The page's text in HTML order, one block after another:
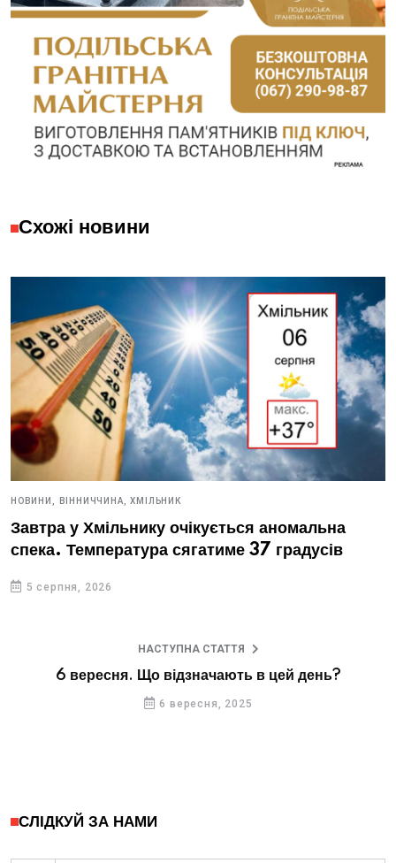
Схожі новини
НОВИНИ, ВІННИЧЧИНА, ХМІЛЬНИК
Завтра у Хмільнику очікується аномальна
спека. Температура сягатиме 37 градусів
5 серпня, 2026
НАСТУПНА СТАТТЯ
6 вересня. Що відзначають в цей день?
6 вересня, 2025
СЛІДКУЙ ЗА НАМИ